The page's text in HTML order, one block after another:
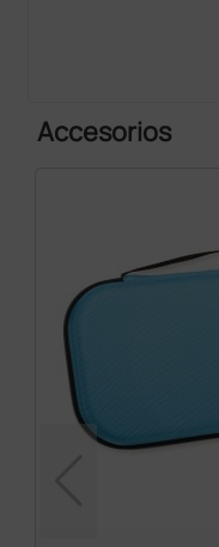
Accesorios